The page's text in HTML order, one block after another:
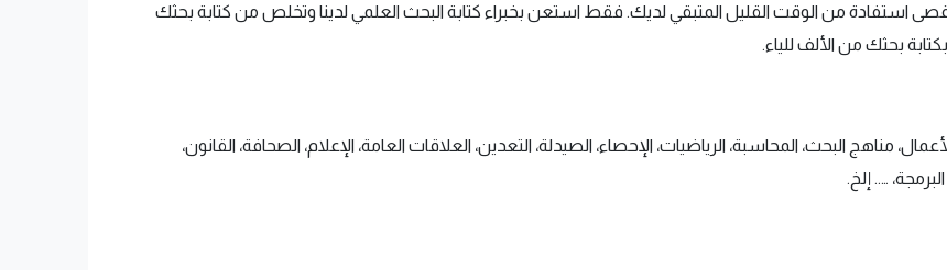
استفادة من الوقت القليل المتبقي لديك. فقط استعن بخبراء كتابة البحث العلمي لدينا وتخلص من كتابة بحثك
بحثك من الألف للياء.
مناهج البحث، المحاسبة، الرياضيات، الإحصاء، الصيدلة، التعدين، العلاقات العامة، الإعلام، الصحافة، القانون،
….. إلخ.